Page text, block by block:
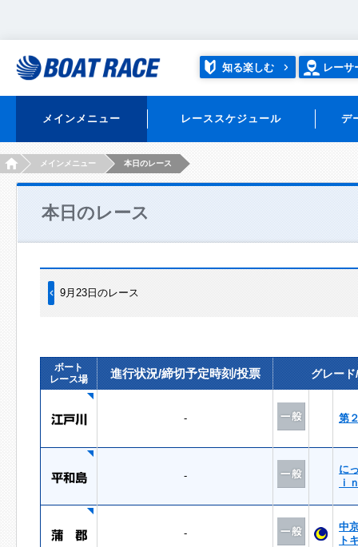
知る楽しむ レーサ
メインメニュー レーススケジュール デ
HOMEメインメニュー 本日のレース
本日のレース
9月23日のレース
ボート
レース場
進行状況/締切予定時刻/投票 グレー
- 第
-
に
ｉ
-
中
ト